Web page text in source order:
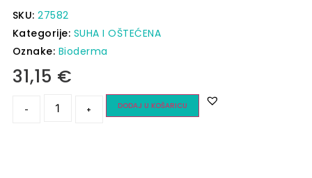
SKU:27582
Kategorije: SUHA I OŠTEĆENA
Oznake: Bioderma
31,15 €
- + DODAJ U KOŠARICU